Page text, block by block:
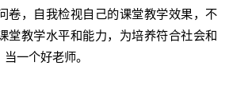
卷，自我检视自己的课堂教学效果，不
堂教学水平和能力，为培养符合社会和
一个好老师。